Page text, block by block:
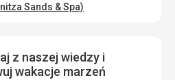
Sands & Spa)
z naszej wiedzy i
wakacje marzeń